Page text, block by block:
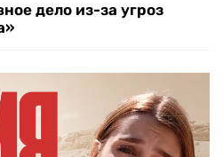
дело из-за угроз